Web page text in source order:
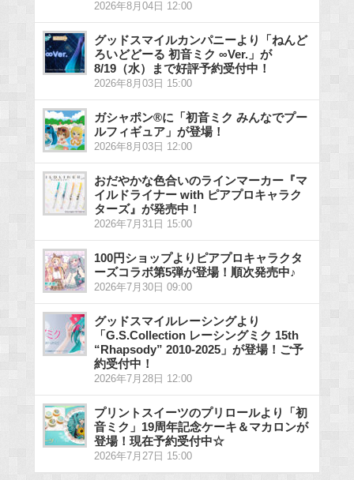
2026年8月04日 12:00
グッドスマイルカンパニーより「ねんど
ろいどどーる 初音ミク ∞Ver.」が
8/19（水）まで好評予約受付中！
2026年8月03日 15:00
ガシャポン®に「初音ミク みんなでプー
ルフィギュア」が登場！
2026年8月03日 12:00
おだやかな色合いのラインマーカー『マ
イルドライナー with ピアプロキャラク
ターズ』が発売中！
2026年7月31日 15:00
100円ショップよりピアプロキャラクタ
ーズコラボ第5弾が登場！順次発売中♪
2026年7月30日 09:00
グッドスマイルレーシングより
「G.S.Collection レーシングミク 15th
“Rhapsody” 2010-2025」が登場！ご予
約受付中！
2026年7月28日 12:00
プリントスイーツのプリロールより「初
音ミク」19周年記念ケーキ＆マカロンが
登場！現在予約受付中☆
2026年7月27日 15:00